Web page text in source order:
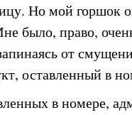
Но мой горшок
было, право,
от
оставленный в
в номере,